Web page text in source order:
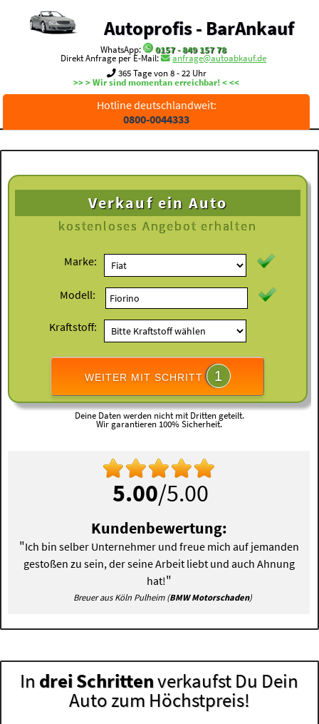
Autoprofis - BarAnkauf
WhatsApp:
0157 - 849 157 78
Direkt Anfrage per E-Mail:
anfrage@autoabkauf.de
365 Tage von 8 - 22 Uhr
>> > Wir sind momentan erreichbar! < <<
Hotline deutschlandweit:
0800-0044333
Verkauf ein Auto
kostenloses Angebot erhalten
Marke:
Modell:
Kraftstoff:
WEITER MIT SCHRITT 1
Deine Daten werden nicht mit Dritten geteilt.
Wir garantieren 100% Sicherheit.
5.00/5.00
Kundenbewertung:
"Ich bin selber Unternehmer und freue mich auf jemanden
gestoßen zu sein, der seine Arbeit liebt und auch Ahnung
hat!"
Breuer aus Köln Pulheim (BMW Motorschaden)
In drei Schrittenverkaufst Du Dein
Auto zum Höchstpreis!